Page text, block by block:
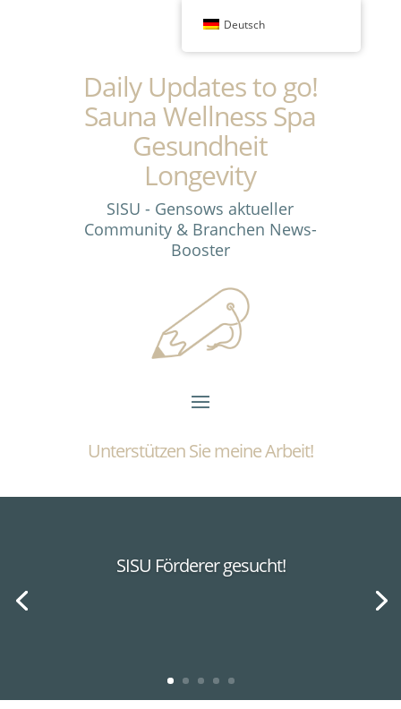
Daily Updates to go!
Sauna Wellness Spa
Gesundheit
Longevity
SISU - Gensows aktueller
Community & Branchen News-
Booster
Unterstützen Sie meine Arbeit!
SISU Förderer gesucht!
Deutsch